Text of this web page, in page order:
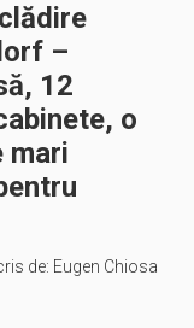
–
12
o
mari
de: Eugen Chiosa